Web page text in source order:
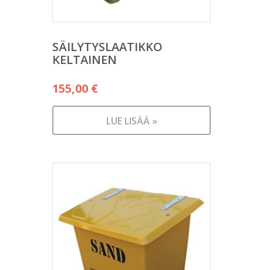
SÄILYTYSLAATIKKO
KELTAINEN
155,00 €
LUE LISÄÄ »